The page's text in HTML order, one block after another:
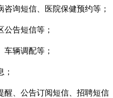
询短信、医院保健预约等；
告短信等；
辆调配等；
醒、公告订阅短信、招聘短信